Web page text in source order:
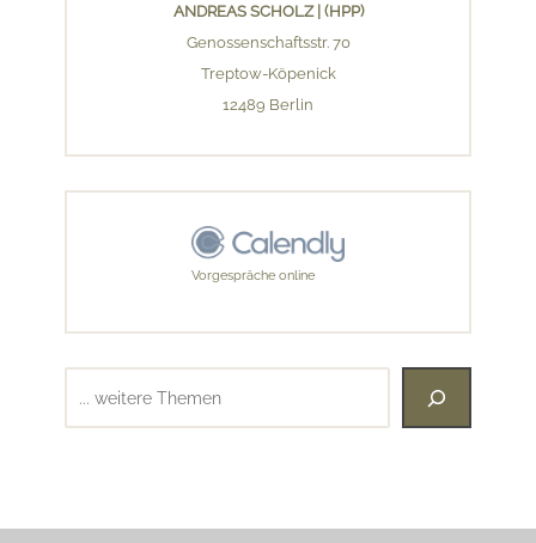
ANDREAS SCHOLZ | (HPP)
Genossenschaftsstr. 70
Treptow-Köpenick
12489 Berlin
Vorgespräche online